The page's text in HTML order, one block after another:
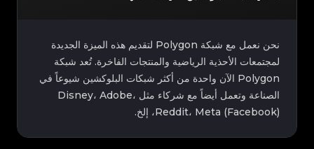
نحن نعمل مع شبكة Polygon لتقديم هذه الميزة الجديدة
لمجتمعات الأحذية الرياضية والمنتجات الفاخرة. تُعد شبكة
Polygon الآن واحدة من أكثر شبكات البلوكشين شيوعاً في
الصناعة وتعمل أيضاً مع شركاء مثل Disney، Adobe،
Reddit، Meta (Facebook)، إلخ.